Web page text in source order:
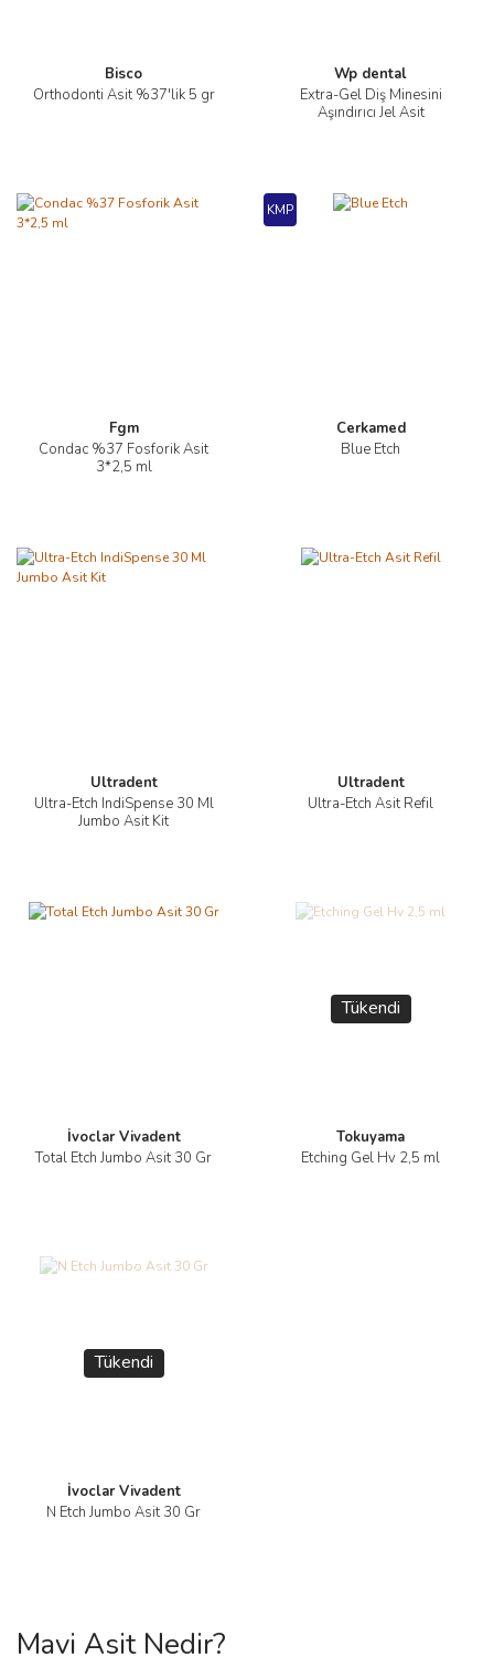
Bisco
Orthodonti Asit %37'lik 5 gr
Wp dental
Extra-Gel Diş Minesini
Aşındırıcı Jel Asit
Fgm
Condac %37 Fosforik Asit
3*2,5 ml
KMP
Cerkamed
Blue Etch
Ultradent
Ultra-Etch IndiSpense 30 Ml
Jumbo Asit Kit
Ultradent
Ultra-Etch Asit Refil
İvoclar Vivadent
Total Etch Jumbo Asit 30 Gr
Tükendi
Tokuyama
Etching Gel Hv 2,5 ml
Tükendi
İvoclar Vivadent
N Etch Jumbo Asit 30 Gr
Mavi Asit Nedir?